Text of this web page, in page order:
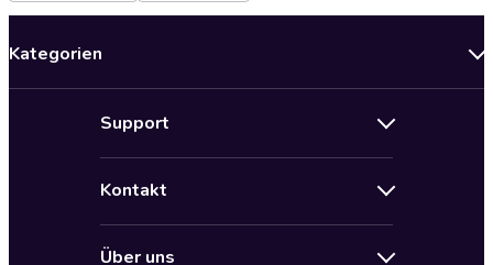
Kategorien
Support
AGB für Audioteka Abo
Kontakt
Über uns